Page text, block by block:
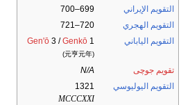
التقويم الإيراني
699–700
التقويم الهجري
720–721
التقويم الياباني
Gen'ō 3 /Genkō 1
(元亨元年)
تقويم جوچى
N/A
التقويم اليوليوسي
1321
MCCCXXI